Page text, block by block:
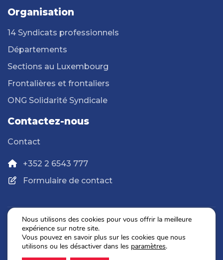
Organisation
14 Syndicats professionnels
Départements
Sections au Luxembourg
Frontalières et frontaliers
ONG Solidarité Syndicale
Contactez-nous
Contact
+352 2 6543 777
Formulaire de contact
Politique de confidentialité
Mentions légales
Nous utilisons des cookies pour vous offrir la meilleure
expérience sur notre site.
Vous pouvez en savoir plus sur les cookies que nous
utilisons ou les désactiver dans les paramètres.